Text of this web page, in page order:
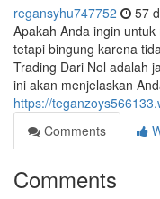
regansyhu747752 57
Apakah Anda ingin
tetapi bingung karena
Trading Dari Nol adalah
ini akan menjelaskan
https://
Comments
Comments